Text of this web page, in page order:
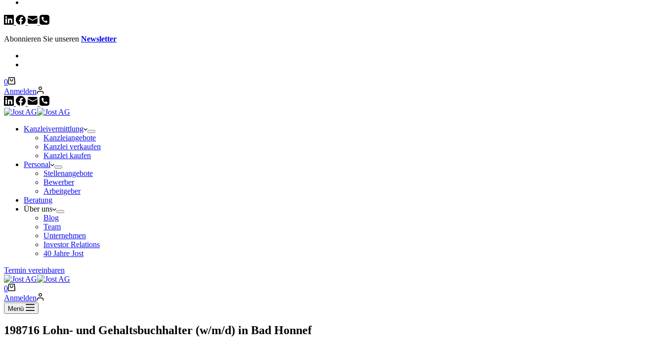
Abonnieren Sie unseren Newsletter
Warenkorb
0
Anmelden
Kanzleivermittlung
Kanzleiangebote
Kanzlei verkaufen
Kanzlei kaufen
Personal
Stellenangebote
Bewerber
Arbeitgeber
Beratung
Über uns
Blog
Team
Unternehmen
Investor Relations
40 Jahre Jost
Termin vereinbaren
Warenkorb
0
Anmelden
Menü
198716 Lohn- und Gehaltsbuchhalter (w/m/d) in Bad Honnef